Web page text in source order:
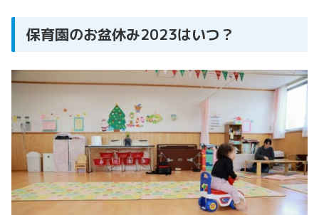
保育園のお盆休み2023はいつ？